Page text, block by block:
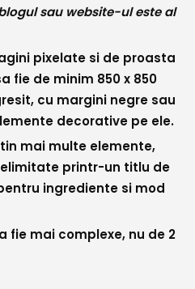
sau website-ul este al
pixelate si de proasta
fie de minim 850 x 850
cu margini negre sau
decorative pe ele.
mai multe elemente,
printr-un titlu de
ingrediente si mod
fie mai complexe, nu de 2